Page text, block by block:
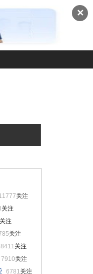
✕
关注
关注
关注
关注
8411关注
7910关注
6781关注